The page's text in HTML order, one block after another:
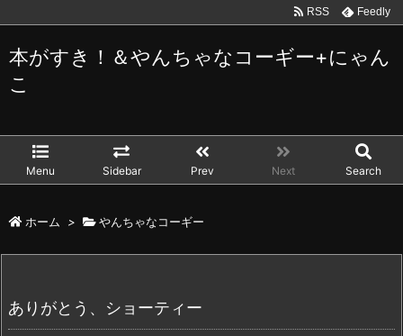
本がすき！＆やんちゃなコーギー+にゃん
こ
Menu Sidebar Prev Next Search
RSS Feedly
ホーム > やんちゃなコーギー
ありがとう、ショーティー